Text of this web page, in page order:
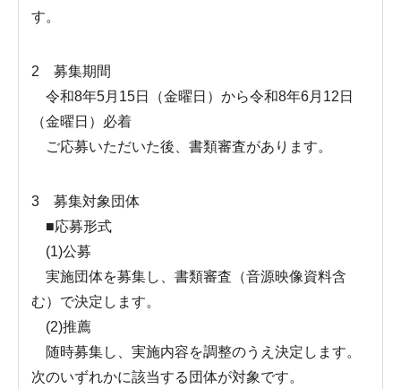
す。
2 募集期間
令和8年5月15日（金曜日）から令和8年6月12日
（金曜日）必着
ご応募いただいた後、書類審査があります。
3 募集対象団体
■応募形式
(1)公募
実施団体を募集し、書類審査（音源映像資料含
む）で決定します。
(2)推薦
随時募集し、実施内容を調整のうえ決定します。
次のいずれかに該当する団体が対象です。